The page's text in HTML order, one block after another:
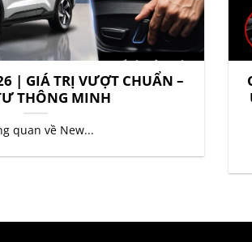
| GIÁ TRỊ VƯỢT CHUẨN –
THÔNG MINH
quan về New...